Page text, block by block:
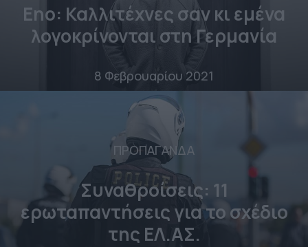
Eno: Καλλιτέχνες σαν κι εμένα
λογοκρίνονται στη Γερμανία
8 Φεβρουαρίου 2021
ΠΡΟΠΑΓΑΝΔΑ
Συναθροίσεις: 11
ερωταπαντήσεις για το σχέδιο
της ΕΛ.ΑΣ.